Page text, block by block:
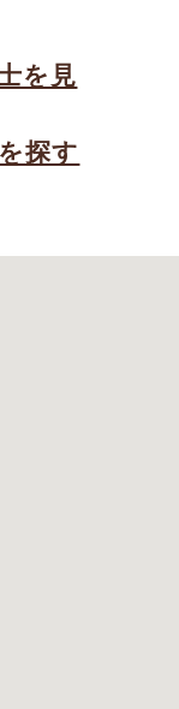
を見
探す